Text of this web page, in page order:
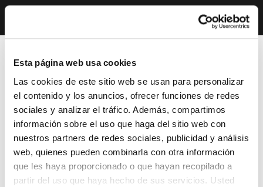
Esta página web usa cookies
Las cookies de este sitio web se usan para personalizar
el contenido y los anuncios, ofrecer funciones de redes
sociales y analizar el tráfico. Además, compartimos
información sobre el uso que haga del sitio web con
nuestros partners de redes sociales, publicidad y análisis
web, quienes pueden combinarla con otra información
que les haya proporcionado o que hayan recopilado a
partir del uso que haya hecho de sus servicios. Usted